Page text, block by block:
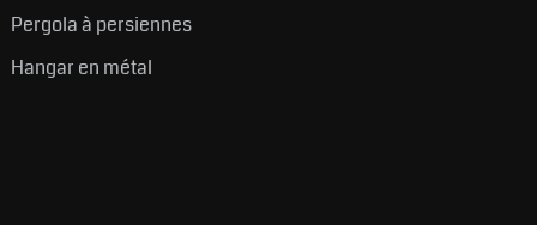
Pergola à persiennes
Hangar en métal